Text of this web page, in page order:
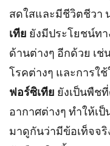
สดใสและมีชีวิตชีวา
เทีย ยังมีประโยชน์ท
ด้านต่างๆ อีกด้วย เช่
โรคต่างๆ และการใ
ฟอร์ซิเทีย ยังเป็นพืช
อากาศต่างๆ ทำให้เ
มาดูกันว่ามีข้อเท็จจ